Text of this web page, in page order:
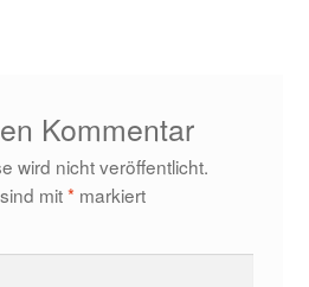
Kommentar
wird nicht veröffentlicht.
mit* markiert